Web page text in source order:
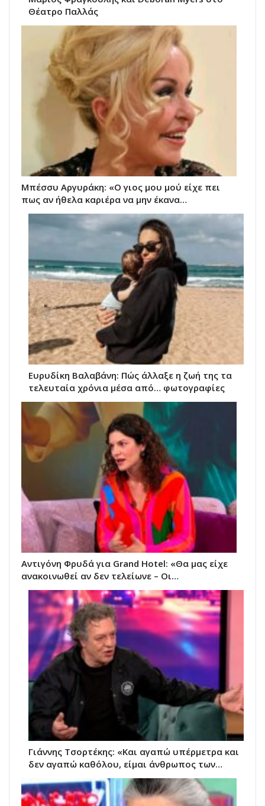
Θέατρο Παλλάς
Μπέσσυ Αργυράκη: «Ο γιος μου μού είχε πει
πως αν ήθελα καριέρα να μην έκανα…
Ευρυδίκη Βαλαβάνη: Πώς άλλαξε η ζωή της τα
τελευταία χρόνια μέσα από… φωτογραφίες
Αντιγόνη Φρυδά για Grand Hotel: «Θα μας είχε
ανακοινωθεί αν δεν τελείωνε – Οι…
Γιάννης Τσορτέκης: «Και αγαπώ υπέρμετρα και
δεν αγαπώ καθόλου, είμαι άνθρωπος των…